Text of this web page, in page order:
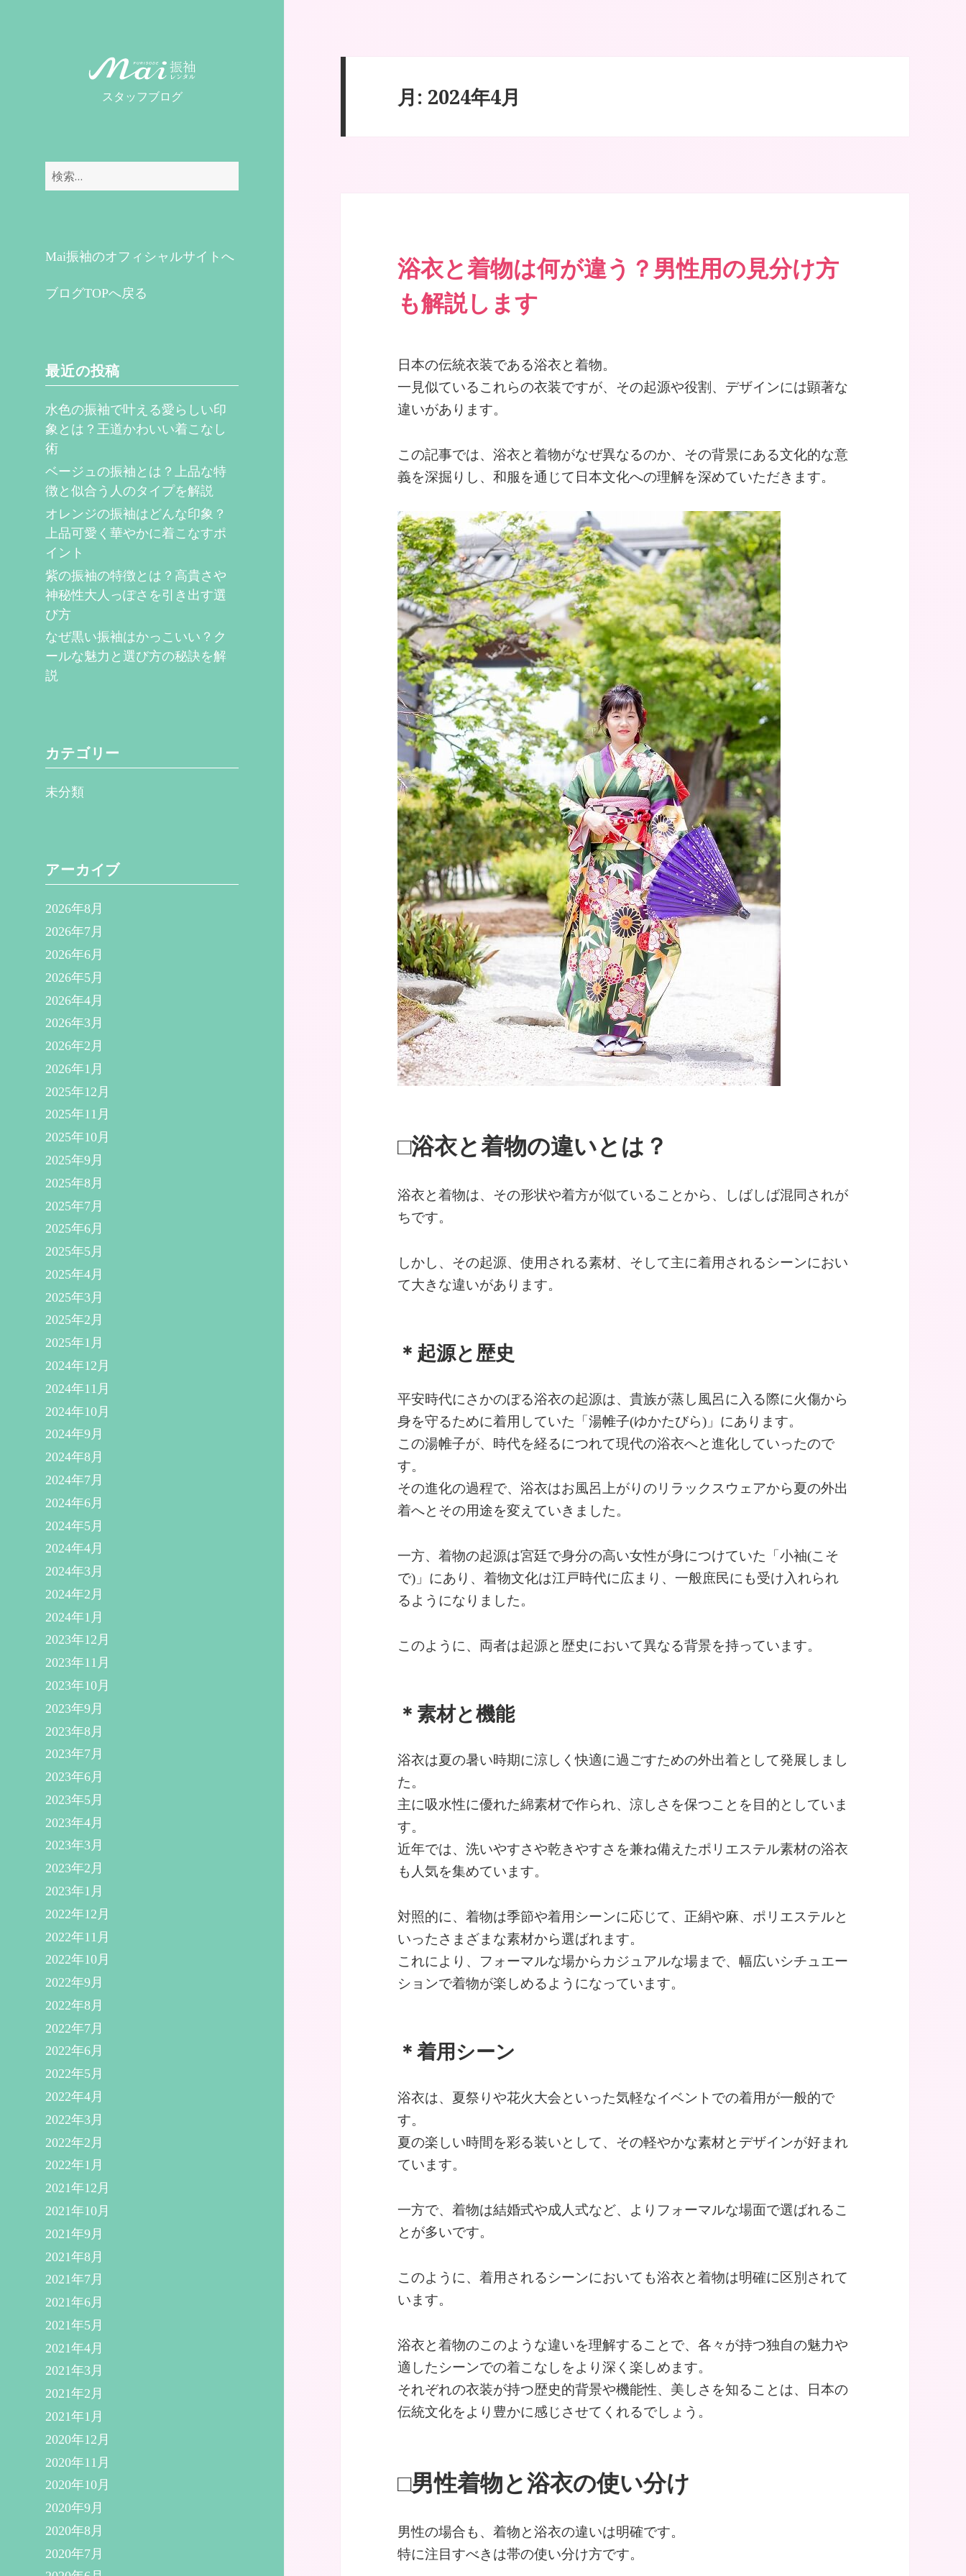
スタッフブログ
検
Mai振袖のオフィシャルサイトへ
ブログTOPへ戻る
最近の投稿
水色の振袖で叶える愛らしい印
象とは？王道かわいい着こなし
術
ベージュの振袖とは？上品な特
徴と似合う人のタイプを解説
オレンジの振袖はどんな印象？
上品可愛く華やかに着こなすポ
イント
紫の振袖の特徴とは？高貴さや
神秘性大人っぽさを引き出す選
び方
なぜ黒い振袖はかっこいい？ク
ールな魅力と選び方の秘訣を解
説
カテゴリー
未分類
アーカイブ
2026年8月
2026年7月
2026年6月
2026年5月
2026年4月
2026年3月
2026年2月
2026年1月
2025年12月
2025年11月
2025年10月
2025年9月
2025年8月
2025年7月
2025年6月
2025年5月
2025年4月
2025年3月
2025年2月
2025年1月
2024年12月
2024年11月
2024年10月
2024年9月
2024年8月
2024年7月
2024年6月
2024年5月
2024年4月
2024年3月
2024年2月
2024年1月
2023年12月
2023年11月
2023年10月
2023年9月
2023年8月
2023年7月
2023年6月
2023年5月
2023年4月
2023年3月
2023年2月
2023年1月
2022年12月
2022年11月
2022年10月
2022年9月
2022年8月
2022年7月
2022年6月
2022年5月
2022年4月
2022年3月
2022年2月
2022年1月
2021年12月
2021年10月
2021年9月
2021年8月
2021年7月
2021年6月
2021年5月
2021年4月
2021年3月
2021年2月
2021年1月
2020年12月
2020年11月
2020年10月
2020年9月
2020年8月
2020年7月
月: 2024年4月
浴衣と着物は何が違う？男性用の見分け方
も解説します
日本の伝統衣装である浴衣と着物。
一見似ているこれらの衣装ですが、その起源や役割、デザインには顕著な
違いがあります。
この記事では、浴衣と着物がなぜ異なるのか、その背景にある文化的な意
義を深掘りし、和服を通じて日本文化への理解を深めていただきます。
□浴衣と着物の違いとは？
浴衣と着物は、その形状や着方が似ていることから、しばしば混同されが
ちです。
しかし、その起源、使用される素材、そして主に着用されるシーンにおい
て大きな違いがあります。
＊起源と歴史
平安時代にさかのぼる浴衣の起源は、貴族が蒸し風呂に入る際に火傷から
身を守るために着用していた「湯帷子(ゆかたびら)」にあります。
この湯帷子が、時代を経るにつれて現代の浴衣へと進化していったので
す。
その進化の過程で、浴衣はお風呂上がりのリラックスウェアから夏の外出
着へとその用途を変えていきました。
一方、着物の起源は宮廷で身分の高い女性が身につけていた「小袖(こそ
で)」にあり、着物文化は江戸時代に広まり、一般庶民にも受け入れられ
るようになりました。
このように、両者は起源と歴史において異なる背景を持っています。
＊素材と機能
浴衣は夏の暑い時期に涼しく快適に過ごすための外出着として発展しまし
た。
主に吸水性に優れた綿素材で作られ、涼しさを保つことを目的としていま
す。
近年では、洗いやすさや乾きやすさを兼ね備えたポリエステル素材の浴衣
も人気を集めています。
対照的に、着物は季節や着用シーンに応じて、正絹や麻、ポリエステルと
いったさまざまな素材から選ばれます。
これにより、フォーマルな場からカジュアルな場まで、幅広いシチュエー
ションで着物が楽しめるようになっています。
＊着用シーン
浴衣は、夏祭りや花火大会といった気軽なイベントでの着用が一般的で
す。
夏の楽しい時間を彩る装いとして、その軽やかな素材とデザインが好まれ
ています。
一方で、着物は結婚式や成人式など、よりフォーマルな場面で選ばれるこ
とが多いです。
このように、着用されるシーンにおいても浴衣と着物は明確に区別されて
います。
浴衣と着物のこのような違いを理解することで、各々が持つ独自の魅力や
適したシーンでの着こなしをより深く楽しめます。
それぞれの衣装が持つ歴史的背景や機能性、美しさを知ることは、日本の
伝統文化をより豊かに感じさせてくれるでしょう。
□男性着物と浴衣の使い分け
男性の場合も、着物と浴衣の違いは明確です。
特に注目すべきは帯の使い分け方です。